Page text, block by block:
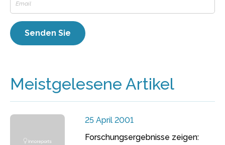
Meistgelesene Artikel
25 April 2001
Forschungsergebnisse zeigen: